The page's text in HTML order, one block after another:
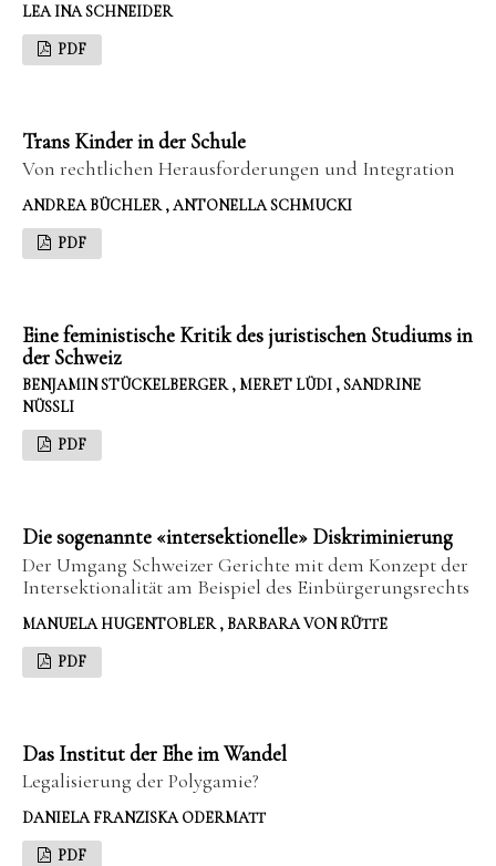
LEA INA SCHNEIDER
PDF
Trans Kinder in der Schule
Von rechtlichen Herausforderungen und Integration
ANDREA BÜCHLER , ANTONELLA SCHMUCKI
PDF
Eine feministische Kritik des juristischen Studiums in
der Schweiz
BENJAMIN STÜCKELBERGER , MERET LÜDI , SANDRINE
NÜSSLI
PDF
Die sogenannte «intersektionelle» Diskriminierung
Der Umgang Schweizer Gerichte mit dem Konzept der
Intersektionalität am Beispiel des Einbürgerungsrechts
MANUELA HUGENTOBLER , BARBARA VON RÜTTE
PDF
Das Institut der Ehe im Wandel
Legalisierung der Polygamie?
DANIELA FRANZISKA ODERMATT
PDF